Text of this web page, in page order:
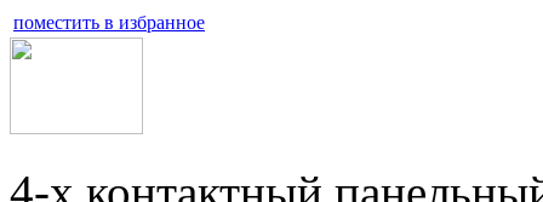
поместить в избранное